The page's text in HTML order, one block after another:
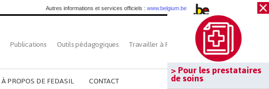
> Pour les prestataires
de soins
Autres informations et services officiels : www.belgium.be
Publications Outils pédagogiques Travailler à Fedasil Rechercher
À PROPOS DE FEDASIL CONTACT